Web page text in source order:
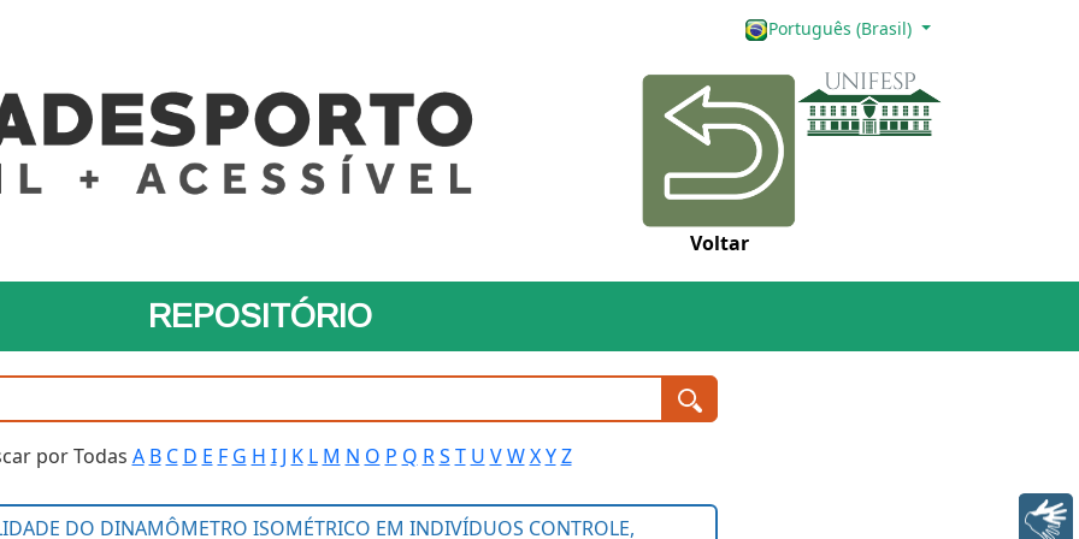
Português (Brasil)
Voltar
REPOSITÓRIO
por Todas A B C D E F G H I J K L M N O P Q R S T U V W X Y Z